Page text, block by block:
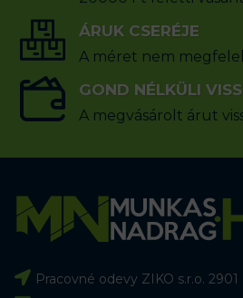
ÁRUK CSERÉJE
A méret nem
GOND NÉLKÜLI
A megvásárolt árut
Pracovné odevy ZIKO s.r.o.